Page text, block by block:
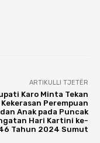
ARTIKULLI TJETËR
Karo Minta Tekan
Kekerasan Perempuan
dan Anak pada Puncak
Hari Kartini ke-
Tahun 2024 Sumut